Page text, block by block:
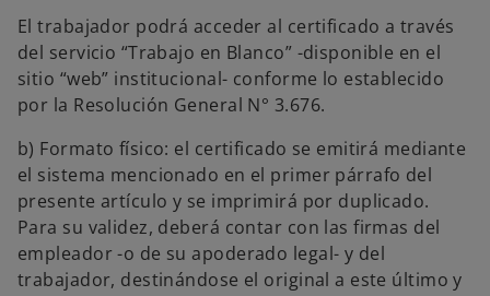
El trabajador podrá acceder al certificado a través
del servicio “Trabajo en Blanco” -disponible en el
sitio “web” institucional- conforme lo establecido
por la Resolución General N° 3.676.
b) Formato físico: el certificado se emitirá mediante
el sistema mencionado en el primer párrafo del
presente artículo y se imprimirá por duplicado.
Para su validez, deberá contar con las firmas del
empleador -o de su apoderado legal- y del
trabajador, destinándose el original a este último y